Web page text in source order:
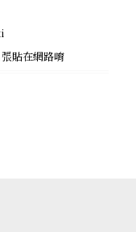
貼在網路唷